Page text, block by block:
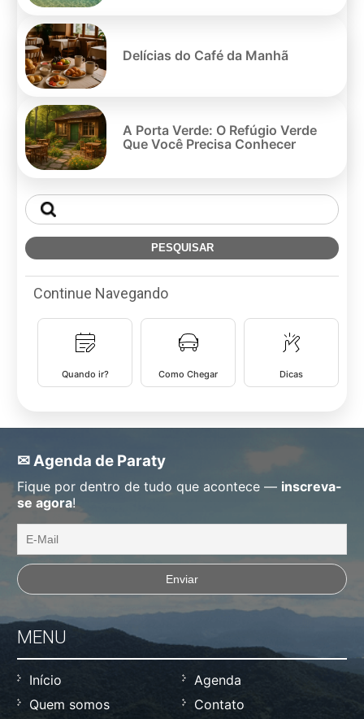
Delícias do Café da Manhã
A Porta Verde: O Refúgio Verde
Que Você Precisa Conhecer
Continue Navegando
Quando ir? Como Chegar Dicas
✉ Agenda de Paraty
Fique por dentro de tudo que acontece — inscreva-
se agora!
MENU
Início
Agenda
Quem somos
Contato